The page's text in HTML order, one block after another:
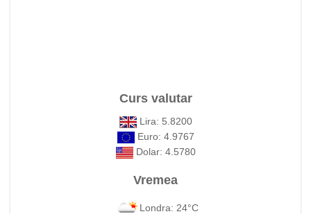
Curs valutar
Lira: 5.8200
Euro: 4.9767
Dolar: 4.5780
Vremea
Londra: 24°C